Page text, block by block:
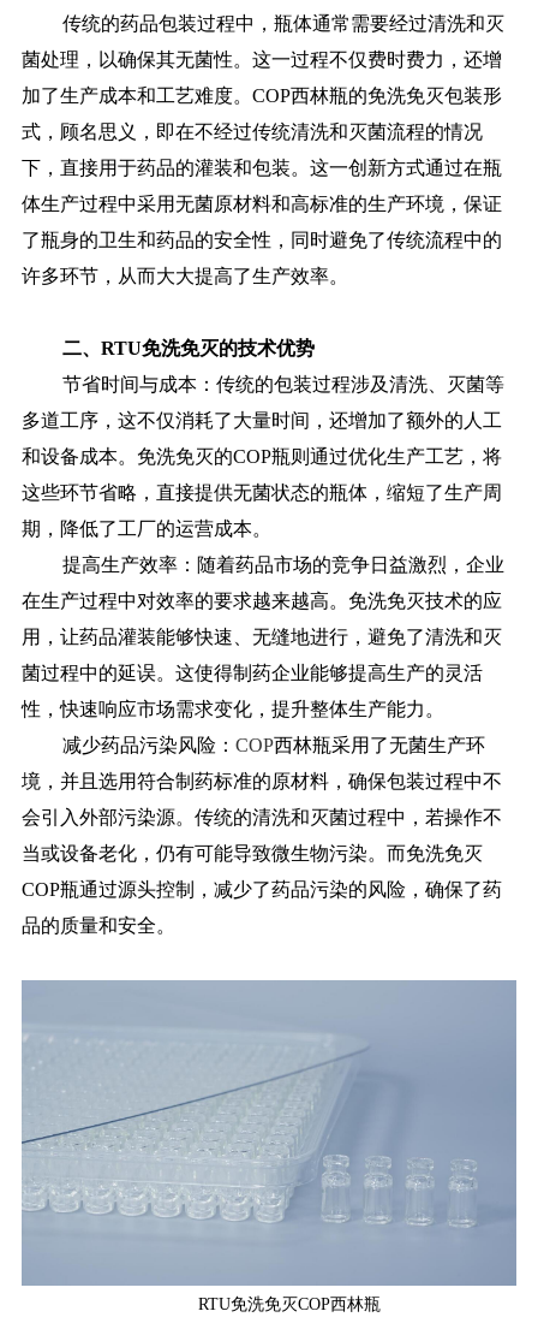
传统的药品包装过程中，瓶体通常需要经过清洗和灭
菌处理，以确保其无菌性。这一过程不仅费时费力，还增
加了生产成本和工艺难度。COP西林瓶的免洗免灭包装形
式，顾名思义，即在不经过传统清洗和灭菌流程的情况
下，直接用于药品的灌装和包装。这一创新方式通过在瓶
体生产过程中采用无菌原材料和高标准的生产环境，保证
了瓶身的卫生和药品的安全性，同时避免了传统流程中的
许多环节，从而大大提高了生产效率。
二、RTU免洗免灭的技术优势
节省时间与成本：传统的包装过程涉及清洗、灭菌等
多道工序，这不仅消耗了大量时间，还增加了额外的人工
和设备成本。免洗免灭的COP瓶则通过优化生产工艺，将
这些环节省略，直接提供无菌状态的瓶体，缩短了生产周
期，降低了工厂的运营成本。
提高生产效率：随着药品市场的竞争日益激烈，企业
在生产过程中对效率的要求越来越高。免洗免灭技术的应
用，让药品灌装能够快速、无缝地进行，避免了清洗和灭
菌过程中的延误。这使得制药企业能够提高生产的灵活
性，快速响应市场需求变化，提升整体生产能力。
减少药品污染风险： COP西林瓶采用了无菌生产环
境，并且选用符合制药标准的原材料，确保包装过程中不
会引入外部污染源。传统的清洗和灭菌过程中，若操作不
当或设备老化，仍有可能导致微生物污染。而免洗免灭
COP瓶通过源头控制，减少了药品污染的风险，确保了药
品的质量和安全。
RTU免洗免灭COP西林瓶